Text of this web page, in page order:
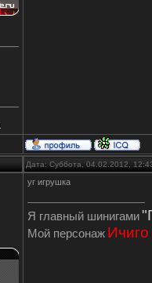
Дата: Суббота, 04.02.2012,
уг игрушка
Я главный шинигами
Мой персонаж